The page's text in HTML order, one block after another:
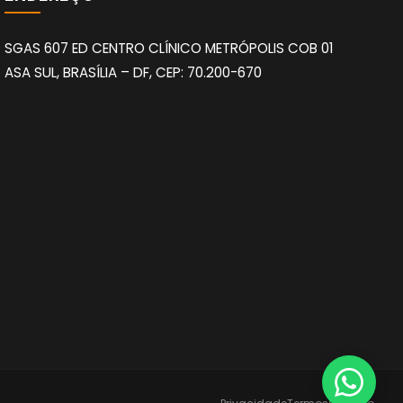
SGAS 607 ED CENTRO CLÍNICO METRÓPOLIS COB 01
ASA SUL, BRASÍLIA – DF, CEP: 70.200-670